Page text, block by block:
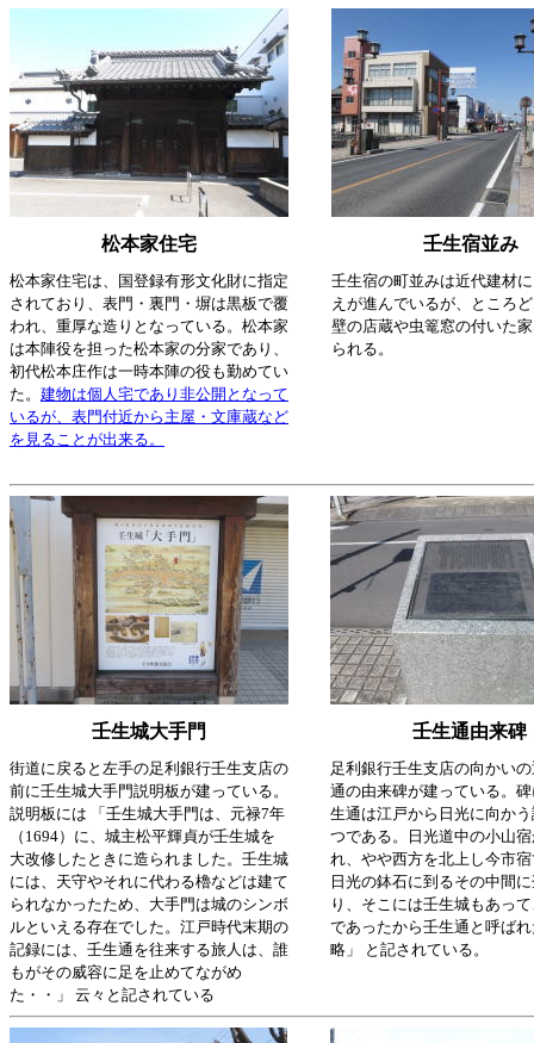
松本家住宅 壬生宿並み
松本家住宅は、国登録有形文化財に指定
されており、表門・裏門・塀は黒板で覆
われ、重厚な造りとなっている。松本家
は本陣役を担った松本家の分家であり、
初代松本庄作は一時本陣の役も勤めてい
た。 建物は個人宅であり非公開となって
いるが、表門付近から主屋・文庫蔵など
を見ることが出来る。
壬生宿の町並みは近代建材
えが進んでいるが、ところ
壁の店蔵や虫篭窓の付いた
られる。
壬生城大手門 壬生通由来碑
街道に戻ると左手の足利銀行壬生支店の
前に壬生城大手門説明板が建っている。
説明板には 「壬生城大手門は、元禄7年
（1694）に、城主松平輝貞が壬生城を
大改修したときに造られました。壬生城
には、天守やそれに代わる櫓などは建て
られなかったため、大手門は城のシンボ
ルといえる存在でした。江戸時代末期の
記録には、壬生通を往来する旅人は、誰
もがその威容に足を止めてながめ
た・・」 云々と記されている
足利銀行壬生支店の向かい
通の由来碑が建っている。
生通は江戸から日光に向か
つである。日光道中の小山
れ、やや西方を北上し今市
日光の鉢石に到るその中間
り、そこには壬生城もあっ
であったから壬生通と呼ば
略」 と記されている。